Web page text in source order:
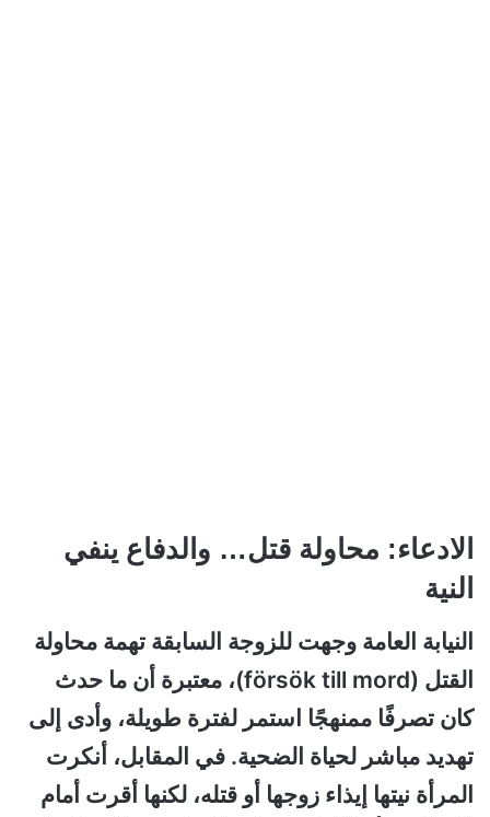
الادعاء: محاولة قتل… والدفاع ينفي
النية
النيابة العامة وجهت للزوجة السابقة تهمة محاولة
القتل (försök till mord)، معتبرة أن ما حدث
كان تصرفًا ممنهجًا استمر لفترة طويلة، وأدى إلى
تهديد مباشر لحياة الضحية. في المقابل، أنكرت
المرأة نيتها إيذاء زوجها أو قتله، لكنها أقرت أمام